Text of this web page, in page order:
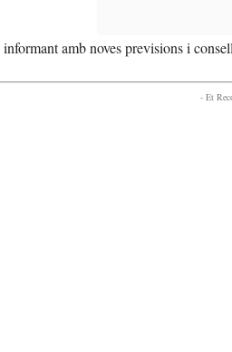
amb noves previsions i
- Et